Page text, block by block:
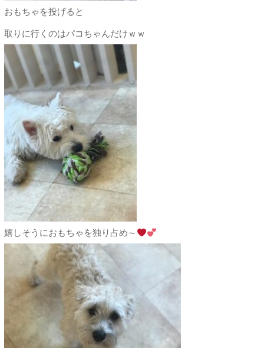
おもちゃを投げると
取りに行くのはパコちゃんだけｗｗ
嬉しそうにおもちゃを独り占め～